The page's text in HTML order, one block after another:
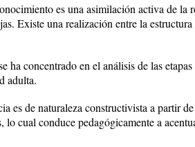
es una asimilación activa de la
Existe una realización entre la
ha concentrado en el análisis de las
adulta.
es de naturaleza constructivista a partir
lo cual conduce pedagógicamente a